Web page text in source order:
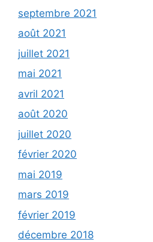
septembre 2021
août 2021
juillet 2021
mai 2021
avril 2021
août 2020
juillet 2020
février 2020
mai 2019
mars 2019
février 2019
décembre 2018